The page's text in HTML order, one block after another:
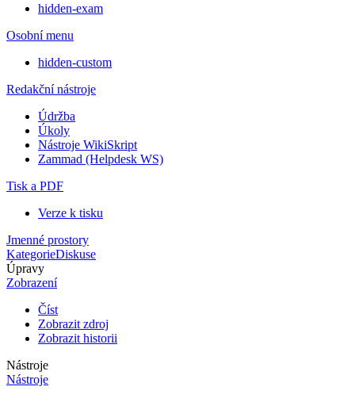
hidden-exam
Osobní menu
hidden-custom
Redakční nástroje
Údržba
Úkoly
Nástroje WikiSkript
Zammad (Helpdesk WS)
Tisk a PDF
Verze k tisku
Jmenné prostory
KategorieDiskuse
Úpravy
Zobrazení
Číst
Zobrazit zdroj
Zobrazit historii
Nástroje
Nástroje